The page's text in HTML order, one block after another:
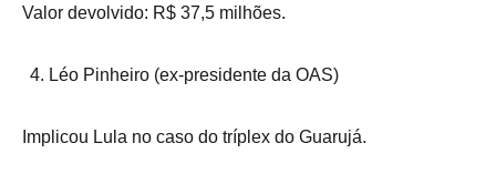
Valor devolvido: R$ 37,5 milhões.
Léo Pinheiro (ex-presidente da OAS)
Implicou Lula no caso do tríplex do Guarujá.